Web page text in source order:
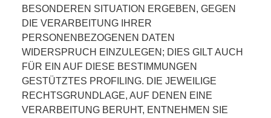
BESONDEREN SITUATION ERGEBEN, GEGEN
DIE VERARBEITUNG IHRER
PERSONENBEZOGENEN DATEN
WIDERSPRUCH EINZULEGEN; DIES GILT AUCH
FÜR EIN AUF DIESE BESTIMMUNGEN
GESTÜTZTES PROFILING. DIE JEWEILIGE
RECHTSGRUNDLAGE, AUF DENEN EINE
VERARBEITUNG BERUHT, ENTNEHMEN SIE